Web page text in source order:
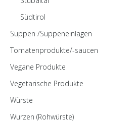
Südtirol
Suppen /Suppeneinlagen
Tomatenprodukte/-saucen
Vegane Produkte
Vegetarische Produkte
Würste
Wurzen (Rohwürste)